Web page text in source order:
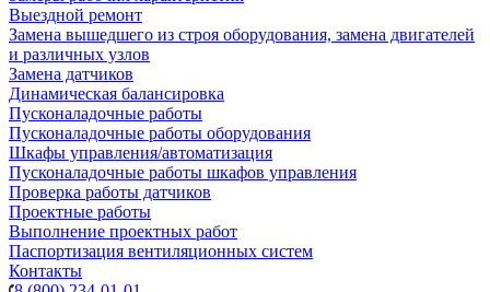
Выездной ремонт
Замена вышедшего из строя оборудования, замена двигателей
и различных узлов
Замена датчиков
Динамическая балансировка
Пусконаладочные работы
Пусконаладочные работы оборудования
Шкафы управления/автоматизация
Пусконаладочные работы шкафов управления
Проверка работы датчиков
Проектные работы
Выполнение проектных работ
Паспортизация вентиляционных систем
Контакты